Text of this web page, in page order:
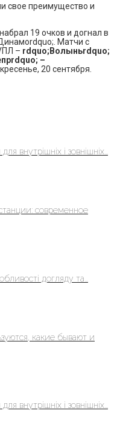
свое преимущество и
19 очков и догнал в
Матчи с
– rdquo;Волыньrdquo;
–
20 сентября.
внутрішніх і зовнішніх...
современное
догляду та...
какие бывают и
внутрішніх і зовнішніх...